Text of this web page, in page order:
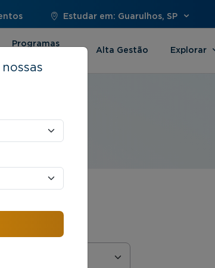
Estudar em: Guarulhos, SP
Programas
Alta Gestão Explorar